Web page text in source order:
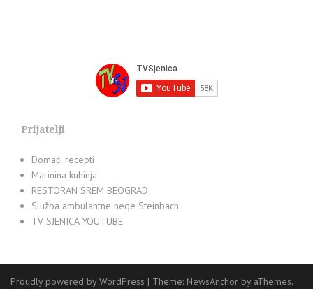
Prijatelji
Domaći recepti
Marinina kuhinja
RESTORAN SREM BEOGRAD
Služba ambulantne nege Steinbach
TV SJENICA YOUTUBE
Proudly powered by WordPress | Theme: NewsAnchor by aThemes.